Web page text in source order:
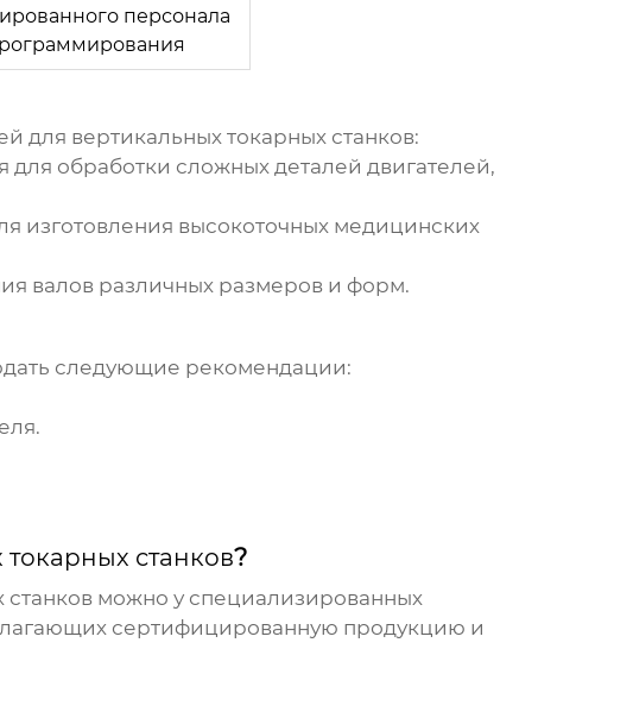
персонала
для вертикальных токарных станков:
обработки сложных деталей двигателей,
изготовления высокоточных медицинских
валов различных размеров и форм.
следующие рекомендации:
станков?
можно у специализированных
сертифицированную продукцию и